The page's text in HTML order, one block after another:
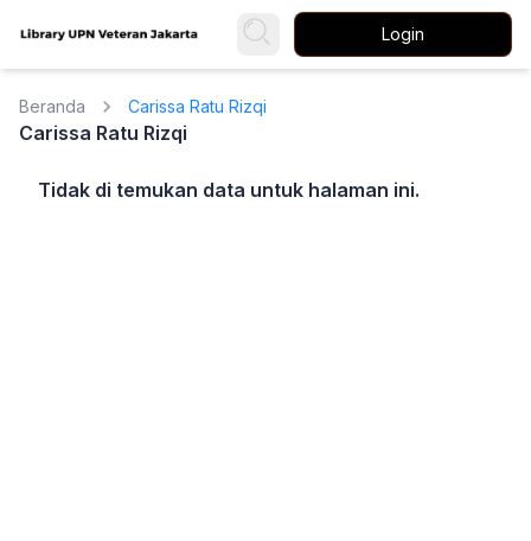
Login
Beranda Carissa Ratu Rizqi
Carissa Ratu Rizqi
Tidak di temukan data untuk halaman ini.